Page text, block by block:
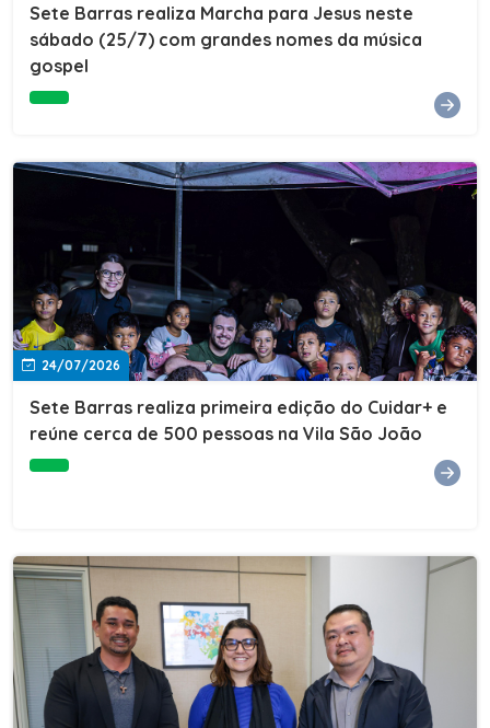
Sete Barras realiza Marcha para Jesus neste
sábado (25/7) com grandes nomes da música
gospel
24/07/2026
Sete Barras realiza primeira edição do Cuidar+ e
reúne cerca de 500 pessoas na Vila São João